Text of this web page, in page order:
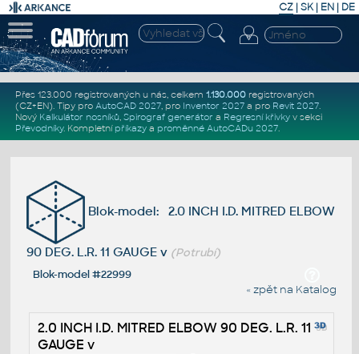
CZ | SK| EN | DE
Přes 123.000 registrovaných u nás, celkem 1.130.000registrovaných
(CZ+EN). Tipy pro AutoCAD 2027, pro Inventor 2027a pro Revit 2027.
Nový Kalkulátor nosníků, Spirograf generátor a Regresní křivkyv sekci
Převodníky. Kompletní příkazya proměnné AutoCADu 2027.
Blok-model: 2.0 INCH I.D. MITRED ELBOW
90 DEG. L.R. 11 GAUGE v (Potrubí)
Blok-model #22999
« zpět na Katalog
2.0 INCH I.D. MITRED ELBOW 90 DEG. L.R. 11
GAUGE v